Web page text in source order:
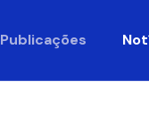
Publicações